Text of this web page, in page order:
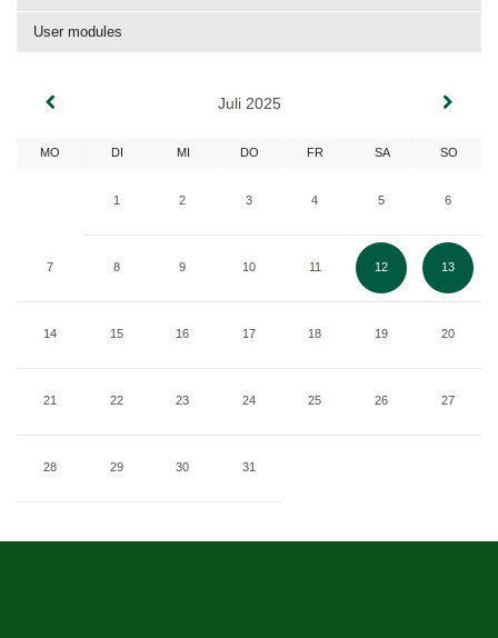
User modules
Juli 2025
MO DI MI DO FR SA SO
1 2 3 4 5 6
7 8 9 10 11 12 13
14 15 16 17 18 19 20
21 22 23 24 25 26 27
28 29 30 31